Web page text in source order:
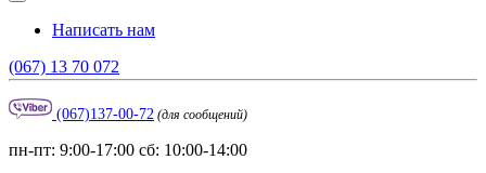
Написать нам
(067) 13 70 072
(067)137-00-72 (для сообщений)
пн-пт: 9:00-17:00 сб: 10:00-14:00